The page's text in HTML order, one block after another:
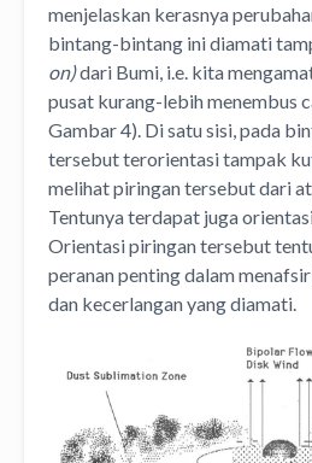
menjelaskan kerasnya
bintang-bintang ini diamati
on)dari Bumi, i.e. kita
pusat kurang-lebih menembus
Gambar 4). Di satu sisi, pada
tersebut terorientasi tampak
melihat piringan tersebut dari
Tentunya terdapat juga
Orientasi piringan tersebut
peranan penting dalam
dan kecerlangan yang diamati.